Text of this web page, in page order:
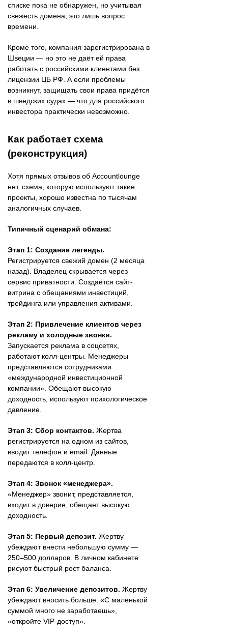
списке пока не обнаружен, но учитывая
свежесть домена, это лишь вопрос
времени.
Кроме того, компания зарегистрирована в
Швеции — но это не даёт ей права
работать с российскими клиентами без
лицензии ЦБ РФ. А если проблемы
возникнут, защищать свои права придётся
в шведских судах — что для российского
инвестора практически невозможно.
Как работает схема
(реконструкция)
Хотя прямых отзывов об Accountlounge
нет, схема, которую используют такие
проекты, хорошо известна по тысячам
аналогичных случаев.
Типичный сценарий обмана:
Этап 1: Создание легенды.
Регистрируется свежий домен (2 месяца
назад). Владелец скрывается через
сервис приватности. Создаётся сайт-
витрина с обещаниями инвестиций,
трейдинга или управления активами.
Этап 2: Привлечение клиентов через
рекламу и холодные звонки.
Запускается реклама в соцсетях,
работают колл-центры. Менеджеры
представляются сотрудниками
«международной инвестиционной
компании». Обещают высокую
доходность, используют психологическое
давление.
Этап 3: Сбор контактов. Жертва
регистрируется на одном из сайтов,
вводит телефон и email. Данные
передаются в колл-центр.
Этап 4: Звонок «менеджера».
«Менеджер» звонит, представляется,
входит в доверие, обещает высокую
доходность.
Этап 5: Первый депозит. Жертву
убеждают внести небольшую сумму —
250–500 долларов. В личном кабинете
рисуют быстрый рост баланса.
Этап 6: Увеличение депозитов. Жертву
убеждают вносить больше. «С маленькой
суммой много не заработаешь»,
«откройте VIP-доступ».